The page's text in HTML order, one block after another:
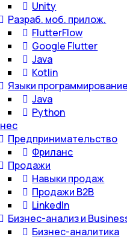
Unity
Разраб. моб. прилож.
FlutterFlow
Google Flutter
Java
Kotlin
Языки программирование
Java
Python
Предпринимательство
Фриланс
Продажи
Навыки продаж
Продажи B2B
LinkedIn
Бизнес-анализ и
Бизнес-аналитика